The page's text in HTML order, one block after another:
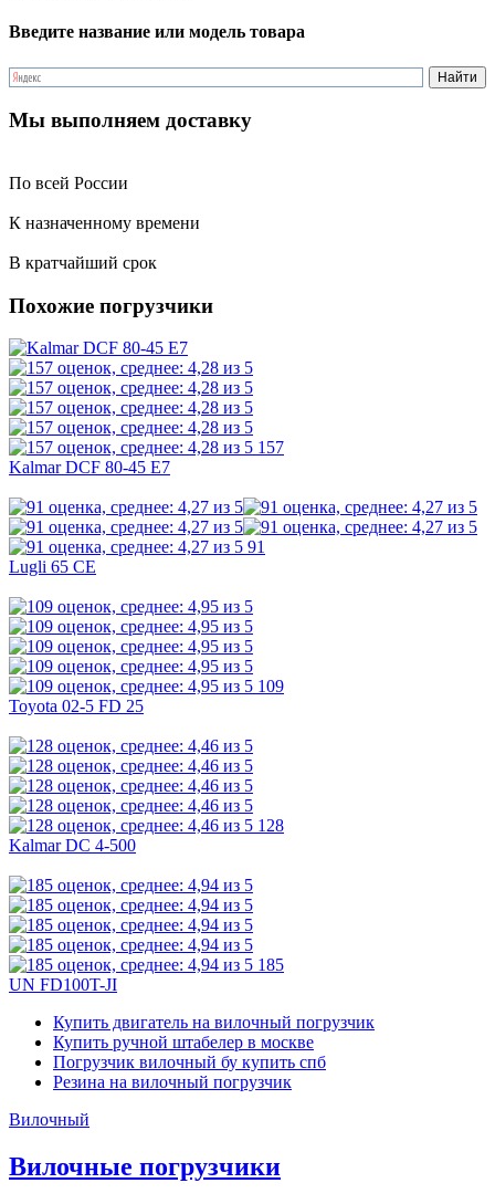
Введите название или модель товара
Мы выполняем доставку
По всей России
К назначенному времени
В кратчайший срок
Похожие погрузчики
157
Kalmar DCF 80-45 E7
91
Lugli 65 CE
109
Toyota 02-5 FD 25
128
Kalmar DC 4-500
185
UN FD100T-JI
Купить двигатель на вилочный погрузчик
Купить ручной штабелер в москве
Погрузчик вилочный бу купить спб
Резина на вилочный погрузчик
Вилочный
Вилочные погрузчики